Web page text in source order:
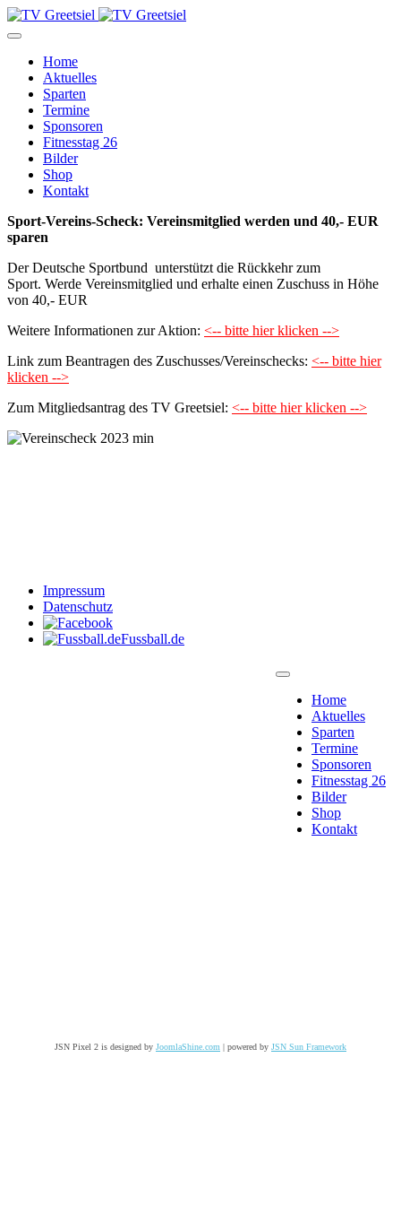
Home
Aktuelles
Sparten
Termine
Sponsoren
Fitnesstag 26
Bilder
Shop
Kontakt
Sport-Vereins-Scheck: Vereinsmitglied werden und 40,- EUR
sparen
Der Deutsche Sportbund unterstützt die Rückkehr zum
Sport. Werde Vereinsmitglied und erhalte einen Zuschuss in Höhe
von 40,- EUR
Weitere Informationen zur Aktion: <-- bitte hier klicken -->
Link zum Beantragen des Zuschusses/Vereinschecks: <-- bitte hier
klicken -->
Zum Mitgliedsantrag des TV Greetsiel: <-- bitte hier klicken -->
Impressum
Datenschutz
Fussball.de
Home
Aktuelles
Sparten
Termine
Sponsoren
Fitnesstag 26
Bilder
Shop
Kontakt
JSN Pixel 2 is designed by JoomlaShine.com | powered by JSN Sun Framework